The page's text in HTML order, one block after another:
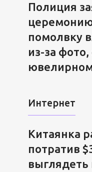
Полиция
помолвку
из-за
Интернет
Китаянка
потратив
выглядеть